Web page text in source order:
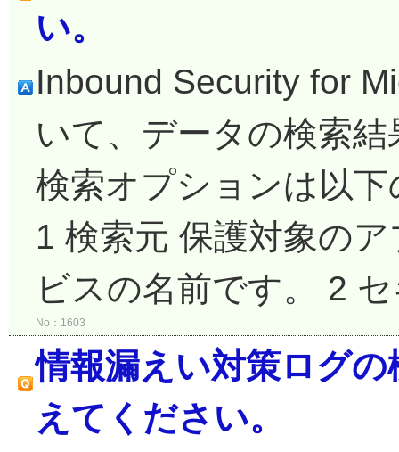
い。
Inbound Security for
いて、データの検索
検索オプションは以
1 検索元 保護対象の
ビスの名前です。 2
No：1603
情報漏えい対策ログ
えてください。